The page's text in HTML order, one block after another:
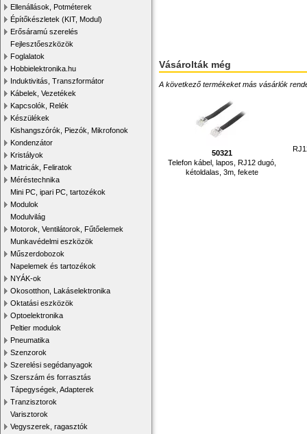
Ellenállások, Potméterek
Építőkészletek (KIT, Modul)
Erősáramú szerelés
Fejlesztőeszközök
Foglalatok
Hobbielektronika.hu
Induktivitás, Transzformátor
Kábelek, Vezetékek
Kapcsolók, Relék
Készülékek
Kishangszórók, Piezók, Mikrofonok
Kondenzátor
Kristályok
Matricák, Feliratok
Méréstechnika
Mini PC, ipari PC, tartozékok
Modulok
Modulvilág
Motorok, Ventilátorok, Fűtőelemek
Munkavédelmi eszközök
Műszerdobozok
Napelemek és tartozékok
NYÁK-ok
Okosotthon, Lakáselektronika
Oktatási eszközök
Optoelektronika
Peltier modulok
Pneumatika
Szenzorok
Szerelési segédanyagok
Szerszám és forrasztás
Tápegységek, Adapterek
Tranzisztorok
Varisztorok
Vegyszerek, ragasztók
Vásárolták még
A következő termékeket más vásárlók
50321
Telefon kábel, lapos, RJ12 dugó,
kétoldalas, 3m, fekete